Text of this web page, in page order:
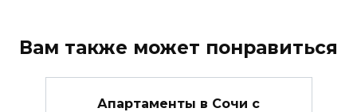
Вам также может понравиться
Апартаменты в Сочи с